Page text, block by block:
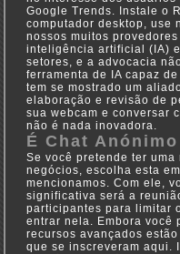
Google Trends. Instale o
computador desktop, use
nossos muitos
inteligência artificial (IA)
setores, e a advocacia
ferramenta de IA capaz
tem se mostrado um
elaboração e revisão de
sua webcam e conversar
não é nada inovadora.
É Chat
Se você pretende ter
negócios, escolha esta
mencionamos. Com ele,
significativa será a
participantes para limitar
entrar nela. Embora você
recursos avançados
que se inscreveram aqui.